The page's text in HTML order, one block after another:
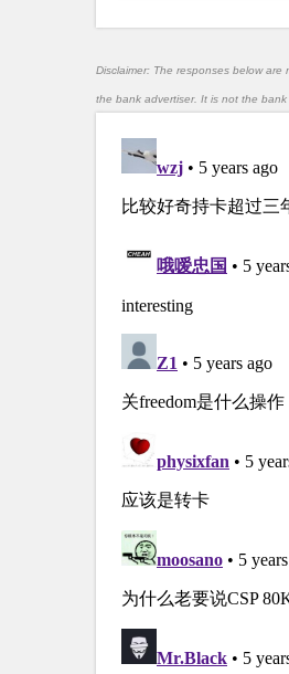
Disclaimer: The responses below
the bank advertiser. It is not the